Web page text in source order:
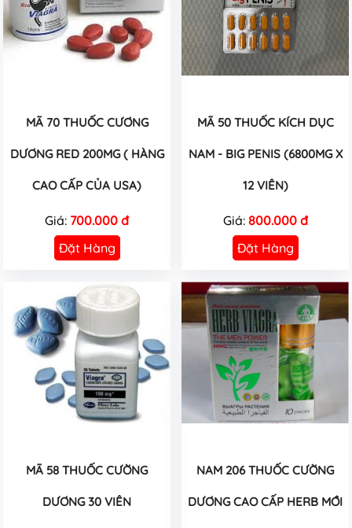
MÃ 70 THUỐC CƯƠNG
DƯƠNG RED 200MG ( HÀNG
CAO CẤP CỦA USA)
Giá: 700.000 đ
Đặt Hàng
MÃ 50 THUỐC KÍCH DỤC
NAM - BIG PENIS (6800MG X
12 VIÊN)
Giá: 800.000 đ
Đặt Hàng
MÃ 58 THUỐC CƯỜNG
DƯƠNG 30 VIÊN
NAM 206 THUỐC CƯỜNG
DƯƠNG CAO CẤP HERB MỚI